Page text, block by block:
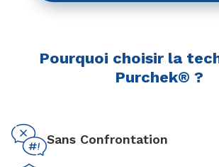
Pourquoi choisir la
Purchek® ?
Sans Confrontation